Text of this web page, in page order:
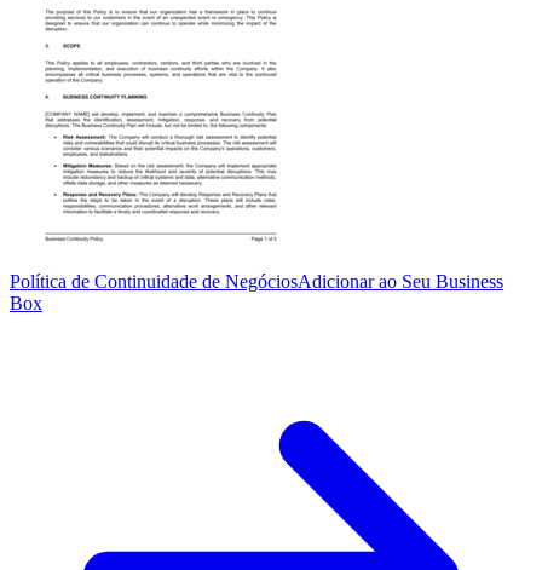
Política de Continuidade de NegóciosAdicionar ao Seu Business
Box